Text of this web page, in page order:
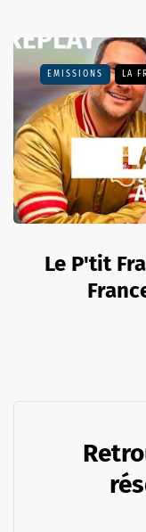
EMISSIONS LA
Le P'tit